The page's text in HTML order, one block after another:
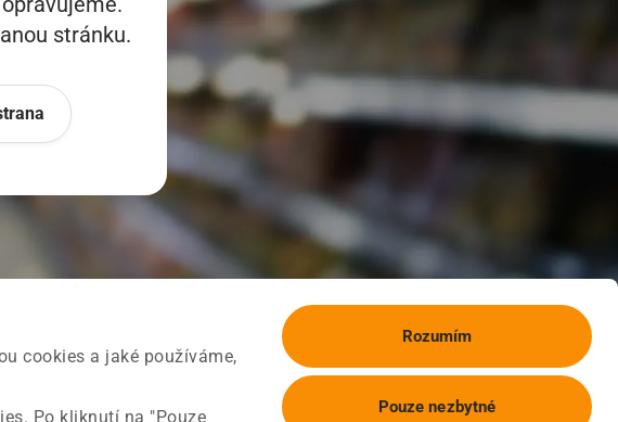
cookies a jaké používáme,
Po kliknutí na "Pouze
Rozumím
Pouze nezbytné
stránku.